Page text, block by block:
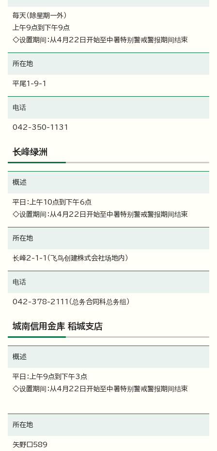
每天（除星期一外）
上午9点到下午9点
◇设置期间：从4月22日开始至中暑特别警戒警报期间结束
所在地
平尾1-9-1
电话
042-350-1131
长峰绿洲
概述
平日：上午10点到下午6点
◇设置期间：从4月22日开始至中暑特别警戒警报期间结束
所在地
长峰2-1-1（飞鸟创建株式会社场地内）
电话
042-378-2111（总务合同科总务组）
城南信用金库 稻城支店
概述
平日：上午9点到下午3点
◇设置期间：从4月22日开始至中暑特别警戒警报期间结束
所在地
矢野口589